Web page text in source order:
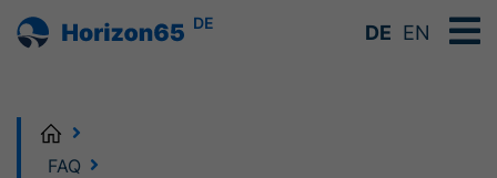
DE DE EN
Home
FAQ